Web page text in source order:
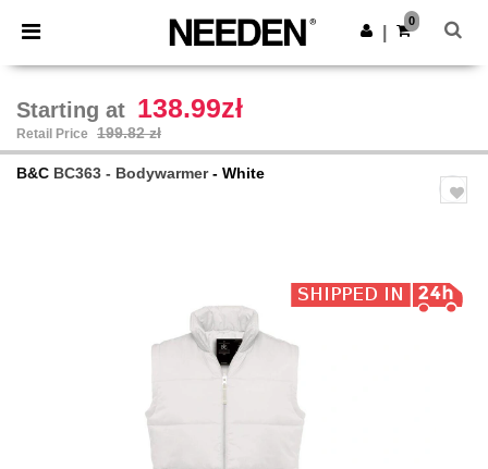
× Needen App
Better prices on app!
Get the app
0
Starting at 138.99zł
Retail Price 199.82 zł
B&C BC363 - Bodywarmer- White